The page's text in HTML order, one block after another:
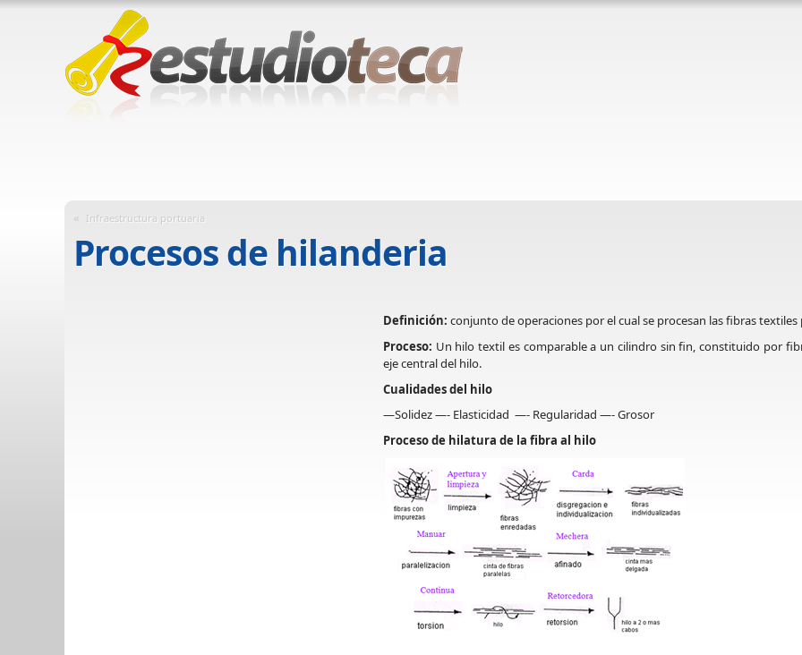
« Infraestructura portuaria
Procesos de hilanderia
Definición: conjunto de operaciones por el cual se procesan las fibras
Proceso: Un hilo textil es comparable a un cilindro sin fin, constituido por
eje central del hilo.
Cualidades del hilo
—Solidez—- Elasticidad —- Regularidad —- Grosor
Proceso de hilatura de la fibra al hilo